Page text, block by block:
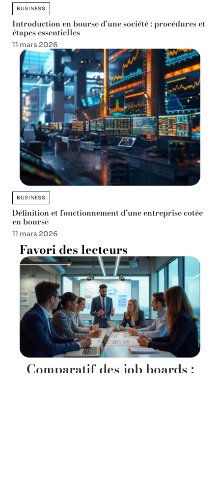
BUSINESS
Introduction en bourse d’une société : procédures et
étapes essentielles
11 mars 2026
BUSINESS
Définition et fonctionnement d’une entreprise cotée
en bourse
11 mars 2026
Favori des lecteurs
Comparatif des job boards :